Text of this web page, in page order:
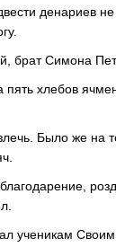
денариев
брат Симона
пять хлебов
Было же на
ученикам